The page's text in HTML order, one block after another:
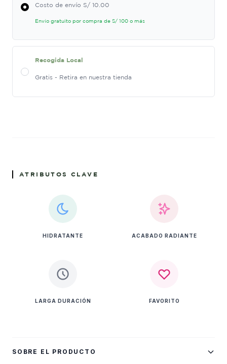
Costo de envío S/ 10.00
Envío gratuito por compra de S/ 100 o más
Recogida Local
Gratis - Retira en nuestra tienda
ATRIBUTOS CLAVE
HIDRATANTE ACABADO RADIANTE
LARGA DURACIÓN FAVORITO
SOBRE EL PRODUCTO